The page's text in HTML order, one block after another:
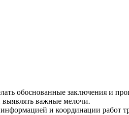
обоснованные заключения и
выявлять важные мелочи.
и координации работ